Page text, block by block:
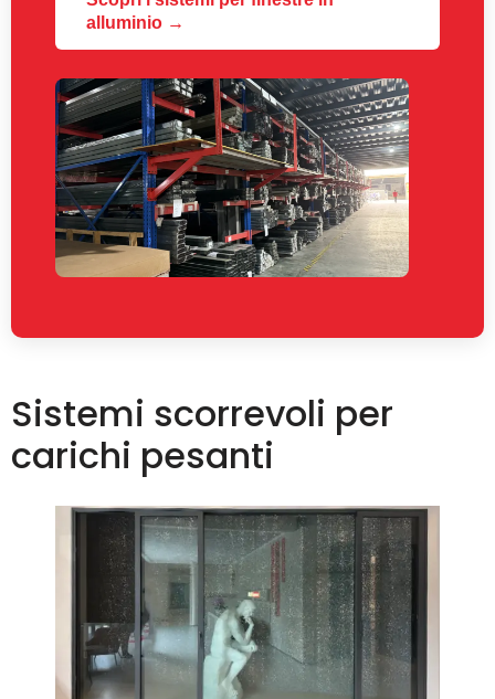
alluminio →
Sistemi scorrevoli per
carichi pesanti